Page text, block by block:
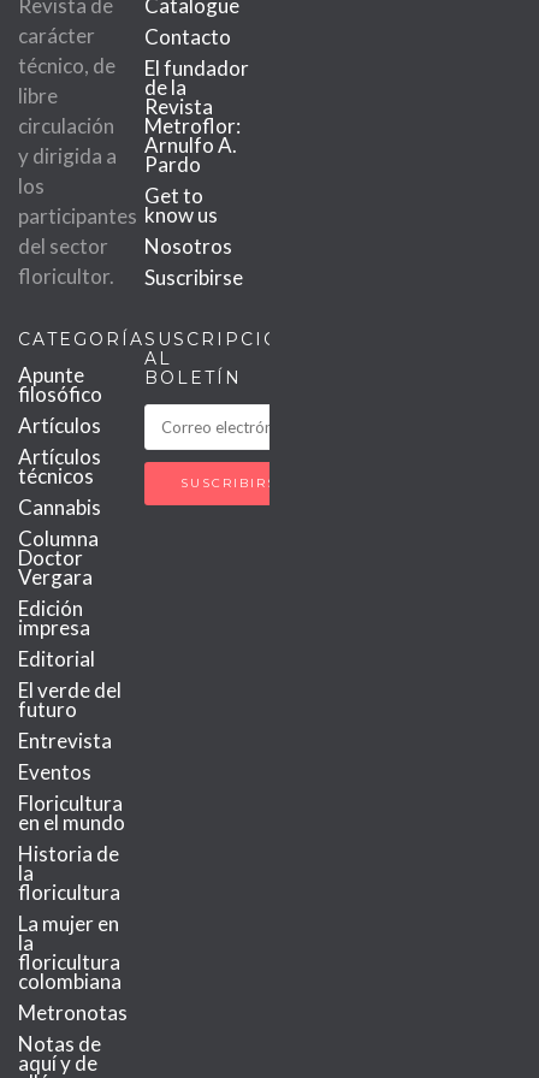
Revista de
carácter
técnico, de
libre
circulación
y dirigida a
los
participantes
del sector
floricultor.
Catalogue
Contacto
El fundador
de la
Revista
Metroflor:
Arnulfo A.
Pardo
Get to
know us
Nosotros
Suscribirse
CATEGORÍAS
Apunte
filosófico
Artículos
Artículos
técnicos
Cannabis
Columna
Doctor
Vergara
Edición
impresa
Editorial
El verde del
futuro
Entrevista
Eventos
Floricultura
en el mundo
Historia de
la
floricultura
La mujer en
la
floricultura
colombiana
Metronotas
Notas de
aquí y de
SUSCRIPCIÓN
AL
BOLETÍN